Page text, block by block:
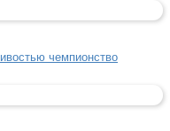
чемпионство